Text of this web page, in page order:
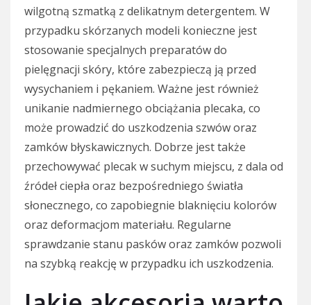
wilgotną szmatką z delikatnym detergentem. W
przypadku skórzanych modeli konieczne jest
stosowanie specjalnych preparatów do
pielęgnacji skóry, które zabezpieczą ją przed
wysychaniem i pękaniem. Ważne jest również
unikanie nadmiernego obciążania plecaka, co
może prowadzić do uszkodzenia szwów oraz
zamków błyskawicznych. Dobrze jest także
przechowywać plecak w suchym miejscu, z dala od
źródeł ciepła oraz bezpośredniego światła
słonecznego, co zapobiegnie blaknięciu kolorów
oraz deformacjom materiału. Regularne
sprawdzanie stanu pasków oraz zamków pozwoli
na szybką reakcję w przypadku ich uszkodzenia.